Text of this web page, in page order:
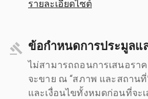
รายละเอียดไซต์
ข้อกำหนดการประมูลแ
ไม่สามารถถอนการเสนอรา
จะขาย ณ “สภาพ และสถาน
และเงื่อนไขทั้งหมดก่อนที่จะ